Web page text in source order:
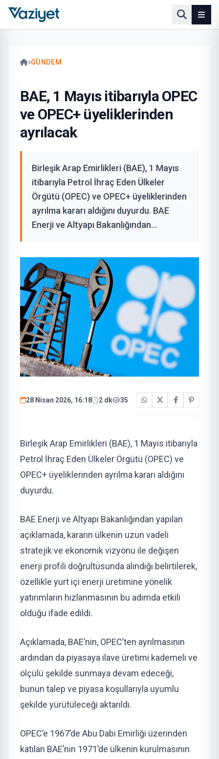
GÜNDEM
BAE, 1 Mayıs itibarıyla OPEC
ve OPEC+ üyeliklerinden
ayrılacak
Birleşik Arap Emirlikleri (BAE), 1 Mayıs
itibarıyla Petrol İhraç Eden Ülkeler
Örgütü (OPEC) ve OPEC+ üyeliklerinden
ayrılma kararı aldığını duyurdu. BAE
Enerji ve Altyapı Bakanlığından...
28 Nisan 2026, 16:18 2 dk 35
Birleşik Arap Emirlikleri (BAE), 1 Mayıs itibarıyla
Petrol İhraç Eden Ülkeler Örgütü (OPEC) ve
OPEC+ üyeliklerinden ayrılma kararı aldığını
duyurdu.
BAE Enerji ve Altyapı Bakanlığından yapılan
açıklamada, kararın ülkenin uzun vadeli
stratejik ve ekonomik vizyonu ile değişen
enerji profili doğrultusunda alındığı belirtilerek,
özellikle yurt içi enerji üretimine yönelik
yatırımların hızlanmasının bu adımda etkili
olduğu ifade edildi.
Açıklamada, BAE’nin, OPEC’ten ayrılmasının
ardından da piyasaya ilave üretimi kademeli ve
ölçülü şekilde sunmaya devam edeceği,
bunun talep ve piyasa koşullarıyla uyumlu
şekilde yürütüleceği aktarıldı.
OPEC’e 1967’de Abu Dabi Emirliği üzerinden
katılan BAE’nin 1971’de ülkenin kurulmasının